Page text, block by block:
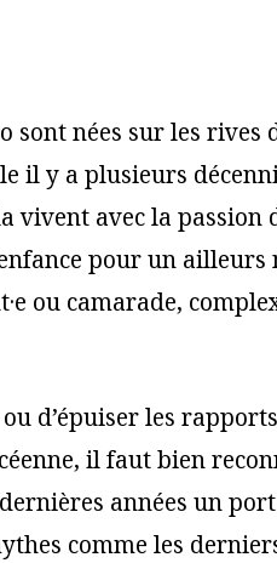
sont nées sur les rives
il y a plusieurs
vivent avec la passion
pour un ailleurs
ou camarade,
d’épuiser les
il faut bien
années un port
comme les